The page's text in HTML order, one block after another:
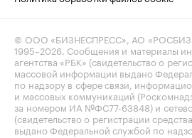
© ООО «БИЗНЕСПРЕСС», АО
1995–2026. Сообщения и материалы
агентства «РБК» (свидетельство о
массовой информации выдано
по надзору в сфере связи,
и массовых коммуникаций
за номером ИА №ФС77-63848) и
(свидетельство о регистрации
выдано Федеральной службой по